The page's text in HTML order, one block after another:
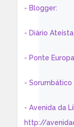
- Blogger:
- Diário
- Ponte
-
- Avenida da
http://